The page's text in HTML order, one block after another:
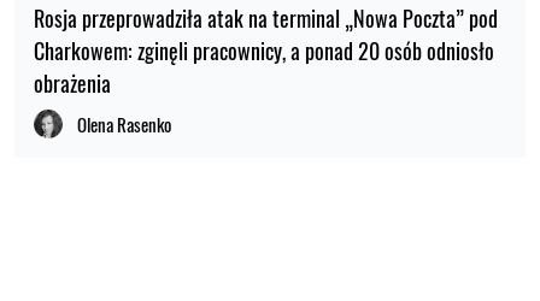
Rosja przeprowadziła atak na terminal „Nowa Poczta” pod
Charkowem: zginęli pracownicy, a ponad 20 osób odniosło
obrażenia
Olena Rasenko